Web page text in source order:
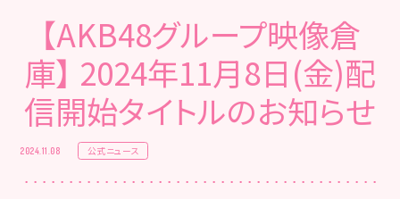
【AKB48グループ映像倉
庫】 2024年11月8日(金)配
信開始タイトルのお知らせ
2024.11.08 公式ニュース